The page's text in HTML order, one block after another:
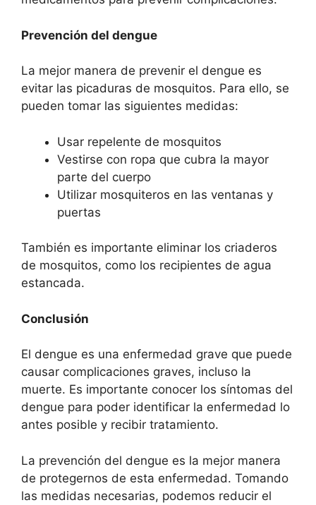
Prevención del dengue
La mejor manera de prevenir el dengue es
evitar las picaduras de mosquitos. Para ello, se
pueden tomar las siguientes medidas:
Usar repelente de mosquitos
Vestirse con ropa que cubra la mayor
parte del cuerpo
Utilizar mosquiteros en las ventanas y
puertas
También es importante eliminar los criaderos
de mosquitos, como los recipientes de agua
estancada.
Conclusión
El dengue es una enfermedad grave que puede
causar complicaciones graves, incluso la
muerte. Es importante conocer los síntomas del
dengue para poder identificar la enfermedad lo
antes posible y recibir tratamiento.
La prevención del dengue es la mejor manera
de protegernos de esta enfermedad. Tomando
las medidas necesarias, podemos reducir el